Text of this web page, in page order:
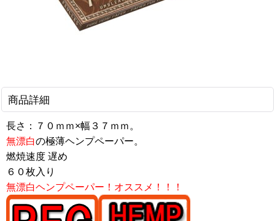
商品詳細
長さ：７０ｍｍ×幅３７ｍｍ。
無漂白の極薄ヘンプペーパー。
燃焼速度 遅め
６０枚入り
無漂白ヘンプペーパー！オススメ！！！